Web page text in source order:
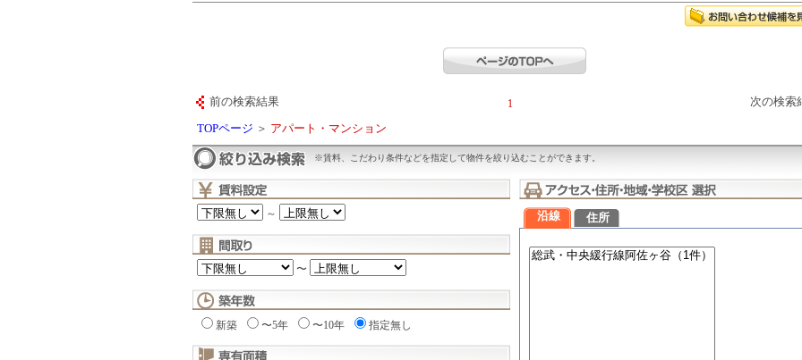
前の検索結果 1 次の検
TOPページ ＞ アパート・マンション
※賃料、こだわり条件などを指定して物件を絞り込むことができます。
～
〜
新築 〜5年 〜10年 指定無し
沿線 住所